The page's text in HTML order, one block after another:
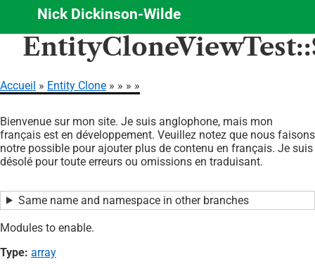
Aller
principal
Nick Dickinson-Wilde
d'Ariane
Accueil Entity Clone
Bienvenue sur mon site. Je suis anglophone, mais mon
français est en développement. Veuillez notez que nous faisons
notre possible pour ajouter plus de contenu en français. Je suis
désolé pour toute erreurs ou omissions en traduisant.
Same name and namespace in other branches
Modules to enable.
Type: array